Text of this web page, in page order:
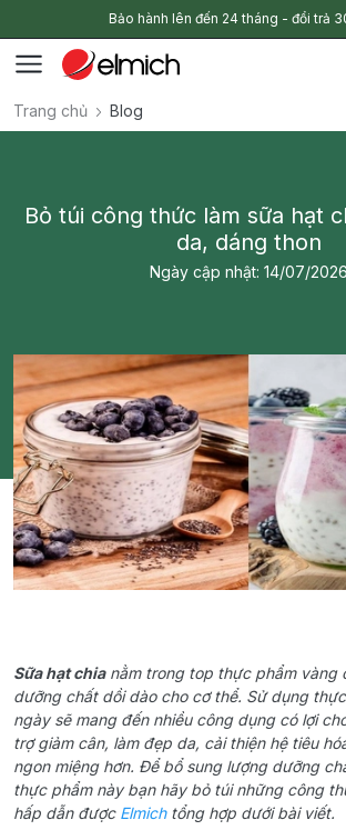
Bảo hành lên đến 24 tháng - đổi trả
Trang chủ Blog
Bỏ túi công thức làm sữa hạt
da, dáng thon
Ngày cập nhật: 14/07/2026
Sữa hạt chianằm trong top thực phẩm vàng
dưỡng chất dồi dào cho cơ thể. Sử dụng
ngày sẽ mang đến nhiều công dụng có lợi
trợ giảm cân, làm đẹp da, cải thiện hệ tiêu
ngon miệng hơn. Để bổ sung lượng dưỡng
thực phẩm này bạn hãy bỏ túi những công
hấp dẫn được Elmichtổng hợp dưới bài viết.